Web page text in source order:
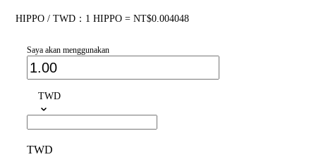
HIPPO / TWD：1 HIPPO = NT$0.004048
Saya akan menggunakan
TWD
TWD